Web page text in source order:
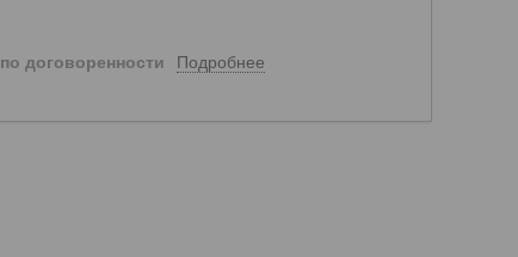
по договоренности Подробнее